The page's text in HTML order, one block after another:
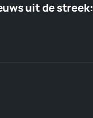
uit de streek: